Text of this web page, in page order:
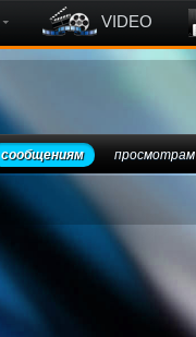
VIDEO
сообщениям просмотрам